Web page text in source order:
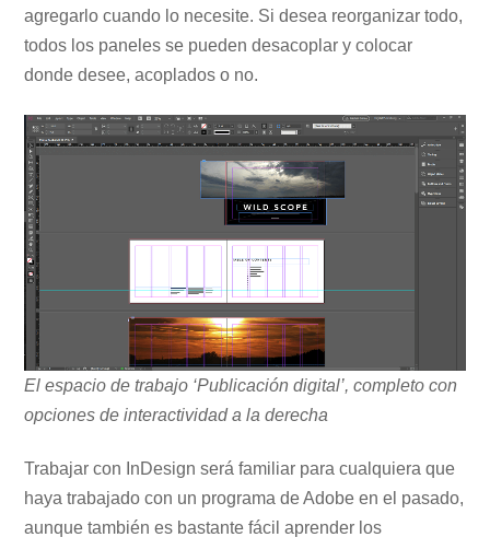
agregarlo cuando lo necesite. Si desea reorganizar todo,
todos los paneles se pueden desacoplar y colocar
donde desee, acoplados o no.
El espacio de trabajo ‘Publicación digital’, completo con
opciones de interactividad a la derecha
Trabajar con InDesign será familiar para cualquiera que
haya trabajado con un programa de Adobe en el pasado,
aunque también es bastante fácil aprender los